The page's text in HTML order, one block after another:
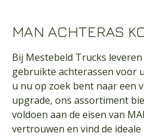
MAN ACHTERAS
Bij Mestebeld Trucks
gebruikte achterassen voor
u nu op zoek bent naar een
upgrade, ons assortiment
voldoen aan de eisen van
vertrouwen en vind de